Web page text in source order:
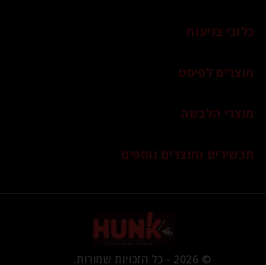
כלובי צניעות
מוצרים לפיסט
מוצרי הלבשה
תכשירים ומוצרים נוספים
© 2026 - כל הזכויות שמורות.